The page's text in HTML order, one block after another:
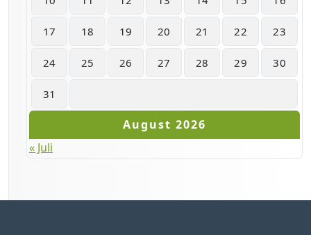
August 2026
17 18 19 20 21 22 23
24 25 26 27 28 29 30
31
« Juli